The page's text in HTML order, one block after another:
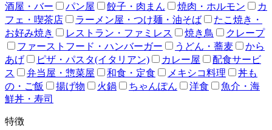
酒屋・バー
パン屋 餃子・肉まん 焼肉・ホルモン
カ
フェ・喫茶店
ラーメン屋・つけ麺・油そば
たこ焼き・
お好み焼き
レストラン・ファミレス 焼き鳥
クレープ
ファーストフード・ハンバーガー
うどん・蕎麦
から
あげ
ピザ・パスタ(イタリアン) カレー屋
配食サービ
ス
弁当屋・惣菜屋 和食・定食 メキシコ料理
丼も
の・ご飯
揚げ物 火鍋 ちゃんぽん 洋食
魚介・海
鮮丼・寿司
特徴